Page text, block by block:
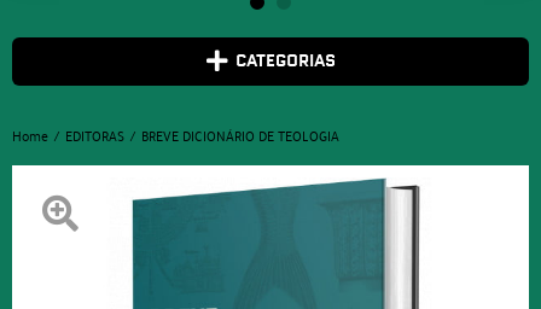
CATEGORIAS
Home EDITORAS BREVE DICIONÁRIO DE TEOLOGIA